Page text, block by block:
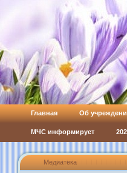
Главная Об
МЧС информирует
Медиатека